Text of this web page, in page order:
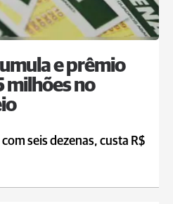
e prêmio
milhões no
seis dezenas, custa R$